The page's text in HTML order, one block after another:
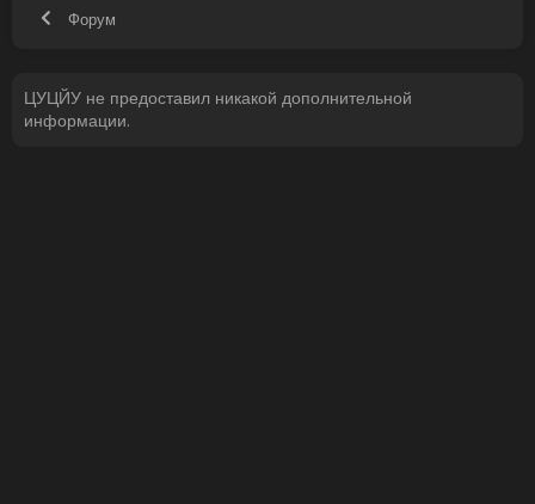
Форум
ЦУЦЙУ не предоставил никакой дополнительной
информации.